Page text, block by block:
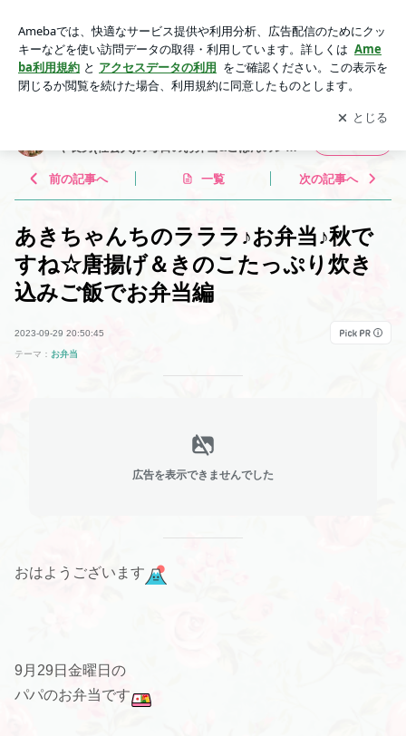
ぷり炊き込みご飯でお弁当編 | 楽しく♪楽チン♪大笑い♪ラララ♪
お弁当♪ パパや長男(社会人)の毎日のお弁当&ごはんのレシピ
アプリをダウンロードして ブログの更新通知
を受け取りまし
ょう。
開く
や長男(社会人)の毎日のお弁当&ごはんのレシ
前の記事へ 一覧 次の記事へ
あきちゃんちのラララ♪お弁当♪秋で
すね☆唐揚げ＆きのこたっぷり炊き
込みご飯でお弁当編
2023-09-29 20:50:45
テーマ： お弁当
広告を表示できませんでした
おはようございます
9月29日金曜日の
パパのお弁当です